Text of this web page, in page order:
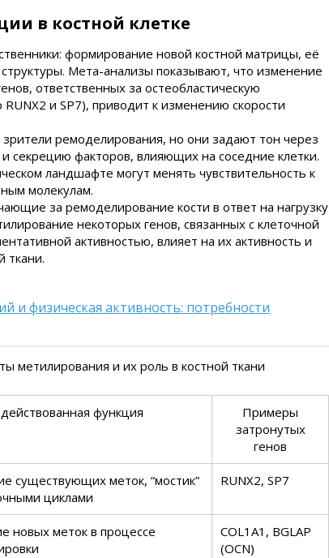
в костной клетке
формирование новой костной матрицы, её
Мета-анализы показывают, что изменение
ответственных за остеобластическую
и SP7), приводит к изменению скорости
ремоделирования, но они задают тон через
секрецию факторов, влияющих на соседние клетки.
ландшафте могут менять чувствительность к
молекулам.
за ремоделирование кости в ответ на нагрузку
некоторых генов, связанных с клеточной
активностью, влияет на их активность и
ткани.
и физическая активность: потребности
метилирования и их роль в костной ткани
функция
Примеры
затронутых
генов
существующих меток, “мостик”
циклами
RUNX2, SP7
новых меток в процессе
COL1A1, BGLAP
(OCN)